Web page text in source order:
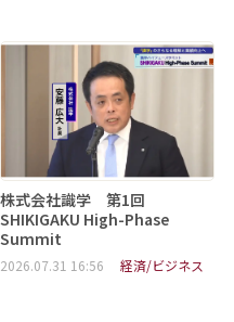
株式会社識学 第1回
SHIKIGAKU High-Phase
Summit
2026.07.31 16:56 経済/ビジネス